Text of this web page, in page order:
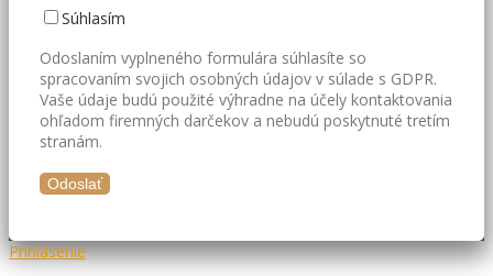
Súhlasím
Odoslaním vyplneného formulára súhlasíte so
spracovaním svojich osobných údajov v súlade s GDPR.
Vaše údaje budú použité výhradne na účely kontaktovania
ohľadom firemných darčekov a nebudú poskytnuté tretím
stranám.
Prihlásenie